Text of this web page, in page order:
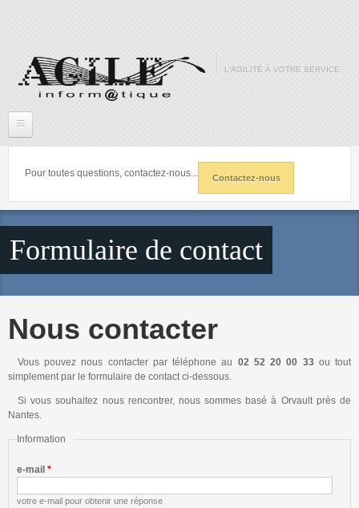
L'AGILITÉ À VOTRE SERVICE
Site Internet
Dernières réalisations
Téléphonie
Formation
Hébergement
Matériel
Pour toutes questions, contactez-nous... Contactez-nous
Formulaire de contact
Nous contacter
Vous pouvez nous contacter par téléphone au 02 52 20 00 33ou tout
simplement par le formulaire de contact ci-dessous.
Si vous souhaitez nous rencontrer, nous sommes basé à Orvault près de
Nantes.
Information
e-mail *
votre e-mail pour obtenir une réponse